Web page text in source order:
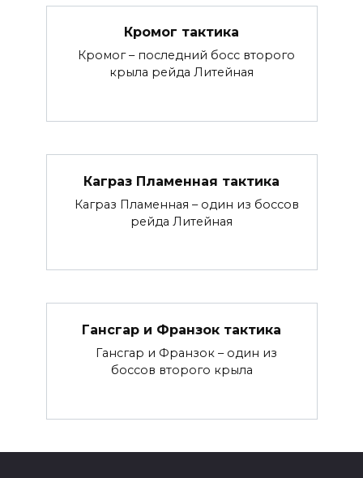
Кромог тактика
Кромог – последний босс второго
крыла рейда Литейная
Каграз Пламенная тактика
Каграз Пламенная – один из боссов
рейда Литейная
Гансгар и Франзок тактика
Гансгар и Франзок – один из
боссов второго крыла